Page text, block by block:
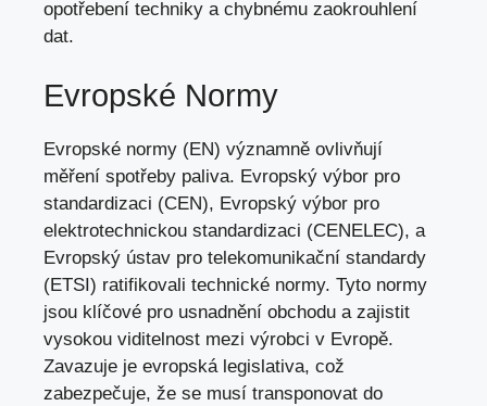
opotřebení techniky a chybnému zaokrouhlení
dat.
Evropské Normy
Evropské normy (EN) významně ovlivňují
měření spotřeby paliva. Evropský výbor pro
standardizaci (CEN), Evropský výbor pro
elektrotechnickou standardizaci (CENELEC), a
Evropský ústav pro telekomunikační standardy
(ETSI) ratifikovali technické normy. Tyto normy
jsou klíčové pro usnadnění obchodu a zajistit
vysokou viditelnost mezi výrobci v Evropě.
Zavazuje je evropská legislativa, což
zabezpečuje, že se musí transponovat do